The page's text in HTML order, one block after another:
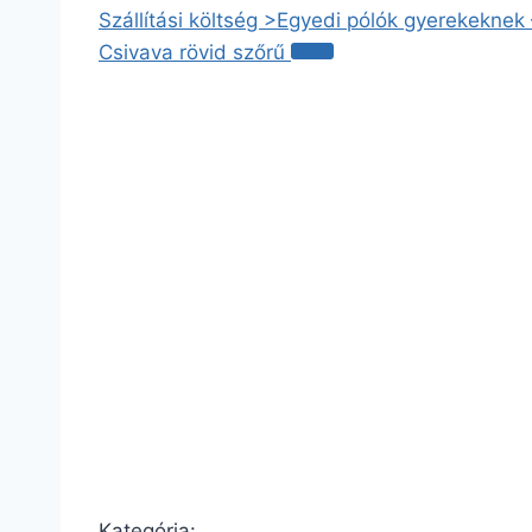
Szállítási költség >Egyedi pólók gyerekeknek
Csivava rövid szőrű